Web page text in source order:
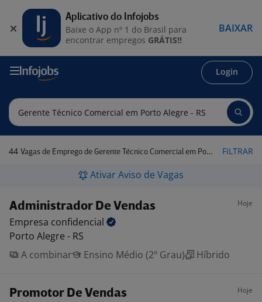
Login
44 Vagas de Emprego de Gerente Técnico Comercial em Porto Alegre - RS FILTRAR
Ativar Aviso de Vagas
Administrador De Vendas Hoje
Empresa confidencial
Porto Alegre - RS
A combinar
Ensino Médio (2º Grau) Híbrido
Promotor De Vendas Hoje
Aplicativo do Infojobs
Baixe o App nº 1 do Brasil para
encontrar empregos GRÁTIS!!
BAIXAR